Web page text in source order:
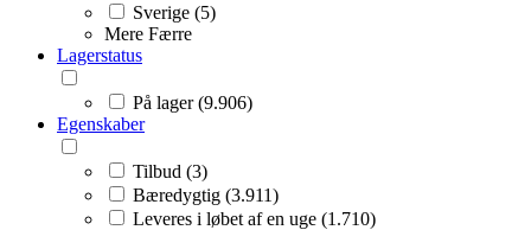
Sverige (5)
Mere Færre
Lagerstatus
På lager (9.906)
Egenskaber
Tilbud (3)
Bæredygtig (3.911)
Leveres i løbet af en uge (1.710)